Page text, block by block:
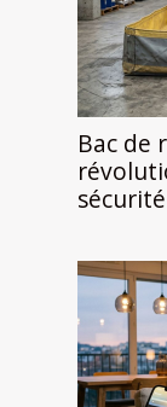
Bac de